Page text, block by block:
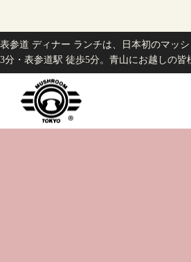
表参道 ディナー ランチは、日本初のマッ
3分・表参道駅 徒歩5分。青山にお越しの皆